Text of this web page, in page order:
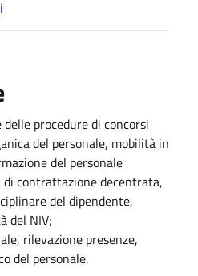
procedure di concorsi
del personale, mobilità in
del personale
contrattazione decentrata,
del dipendente,
del NIV;
rilevazione presenze,
del personale.